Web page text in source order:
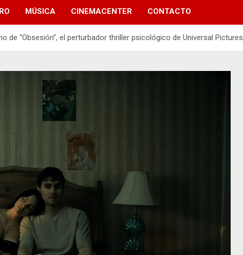
MÚSICA CINEMACENTER CONTACTO
de “Obsesión”, el perturbador thriller psicológico de Universal Pictures